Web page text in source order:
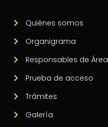
Quiénes somos
Organigrama
Responsables de Área
Prueba de acceso
Trámites
Galería